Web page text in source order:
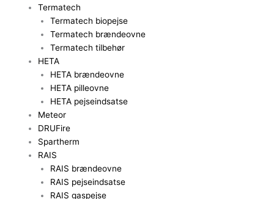
Termatech
Termatech biopejse
Termatech brændeovne
Termatech tilbehør
HETA
HETA brændeovne
HETA pilleovne
HETA pejseindsatse
Meteor
DRUFire
Spartherm
RAIS
RAIS brændeovne
RAIS pejseindsatse
RAIS gaspejse